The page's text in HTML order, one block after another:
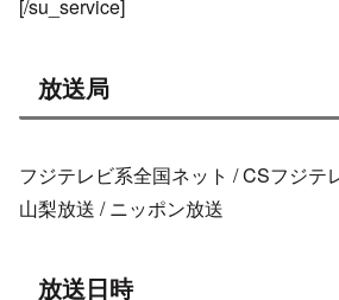
[/su_service]
放送局
フジテレビ系全国ネット / CSフジテ
山梨放送 / ニッポン放送
放送日時